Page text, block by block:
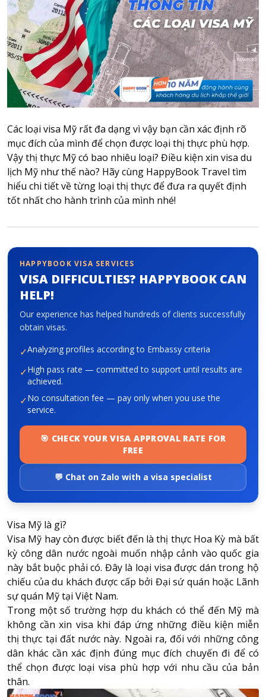
Travel SIM
Vietnam travel SIM
International travel SIM
Tours
Domestic tours
Yacht
For you
Register as a collaborator
Payment instructions
Transfer information
Terms of Use
Privacy Policy
About HappyBook
About us
Contact us
Các loại visa Mỹ rất đa dạng vì vậy bạn cần xác định rõ
mục đích của mình để chọn được loại thị thực phù hợp.
Vậy thị thực Mỹ có bao nhiêu loại? Điều kiện xin visa du
lịch Mỹ như thế nào? Hãy cùng HappyBook Travel tìm
hiểu chi tiết về từng loại thị thực để đưa ra quyết định
tốt nhất cho hành trình của mình nhé!
HAPPYBOOK VISA SERVICES
VISA DIFFICULTIES? HAPPYBOOK CAN
HELP!
Our experience has helped hundreds of clients successfully
obtain visas.
✓Analyzing profiles according to Embassy criteria
✓High pass rate — committed to support until results are
achieved.
✓No consultation fee — pay only when you use the
service.
🎯 CHECK YOUR VISA APPROVAL RATE FOR
FREE
💬 Chat on Zalo with a visa specialist
Visa Mỹ là gì?
Visa Mỹ hay còn được biết đến là thị thực Hoa Kỳ mà bất
kỳ công dân nước ngoài muốn nhập cảnh vào quốc gia
này bắt buộc phải có. Đây là loại visa được dán trong hộ
chiếu của du khách được cấp bởi Đại sứ quán hoặc Lãnh
sự quán Mỹ tại Việt Nam.
Trong một số trường hợp du khách có thể đến Mỹ mà
không cần xin visa khi đáp ứng những điều kiện miễn
thị thực tại đất nước này. Ngoài ra, đối với những công
dân khác cần xác định đúng mục đích chuyến đi để có
thể chọn được loại visa phù hợp với nhu cầu của bản
thân.